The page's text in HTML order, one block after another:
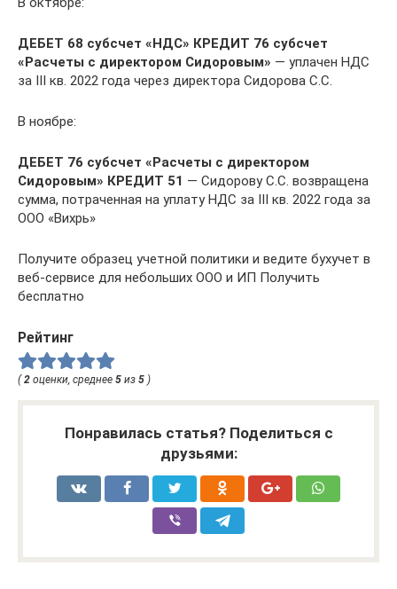
ДЕБЕТ 68 субсчет «НДС» КРЕДИТ 76 субсчет
«Расчеты с директором Сидоровым» — уплачен НДС
за III кв. 2022 года через директора Сидорова С.С.
В ноябре:
ДЕБЕТ 76 субсчет «Расчеты с директором
Сидоровым» КРЕДИТ 51 — Сидорову С.С. возвращена
сумма, потраченная на уплату НДС за III кв. 2022 года за
ООО «Вихрь»
Получите образец учетной политики и ведите бухучет в
веб‑сервисе для небольших ООО и ИП Получить
бесплатно
Рейтинг
(2 оценки, среднее 5 из 5 )
Понравилась статья? Поделиться с
друзьями: